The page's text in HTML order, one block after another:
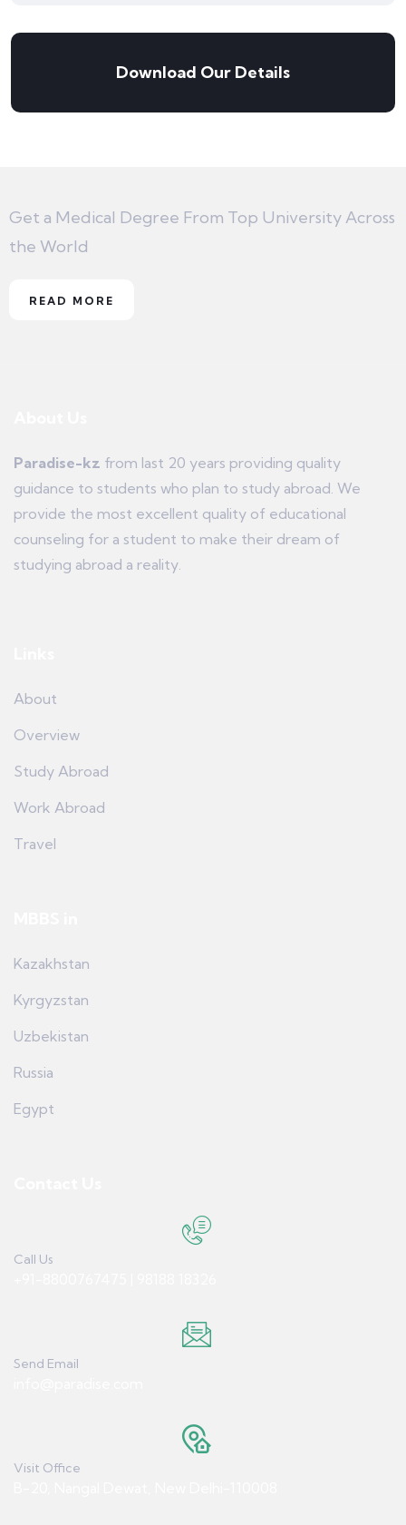
Download Our Details
Get a Medical Degree From Top University Across
the World
READ MORE
Paradise-kz from last 20 years providing quality
guidance to students who plan to study abroad. We
provide the most excellent quality of educational
counseling for a student to make their dream of
studying abroad a reality.
About
Overview
Study Abroad
Work Abroad
Travel
Kazakhstan
Kyrgyzstan
Uzbekistan
Russia
Egypt
Call Us
Send Email
Visit Office